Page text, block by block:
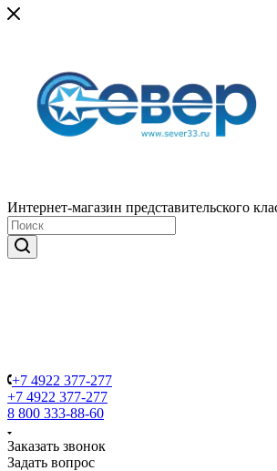
Интернет-магазин представительского
+7 4922 377-277
+7 4922 377-277
8 800 333-88-60
Заказать звонок
Задать вопрос